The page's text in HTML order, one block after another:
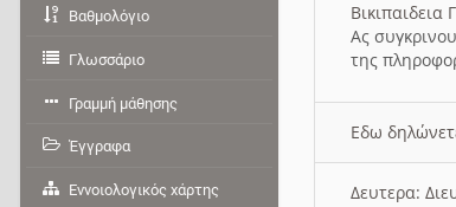
Ας
της
Εδω
Δευτερα:
Βαθμολόγιο
Γλωσσάριο
Γραμμή μάθησης
Έγγραφα
Εννοιολογικός χάρτης